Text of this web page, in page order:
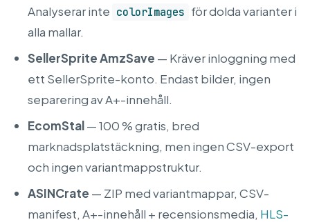
Analyserar inte colorImages för dolda varianter i
alla mallar.
SellerSprite AmzSave — Kräver inloggning med
ett SellerSprite-konto. Endast bilder, ingen
separering av A+-innehåll.
EcomStal— 100 % gratis, bred
marknadsplatstäckning, men ingen CSV-export
och ingen variantmappstruktur.
ASINCrate — ZIP med variantmappar, CSV-
manifest, A+-innehåll + recensionsmedia, HLS-